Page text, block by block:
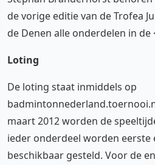
de vorige editie van de Trofea
de Denen alle onderdelen in de
Loting
De loting staat inmiddels op
maart 2012 worden de
ieder onderdeel worden eerste
beschikbaar gesteld. Voor de